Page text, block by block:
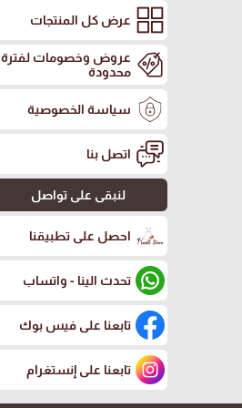
عرض كل المنتجات
عروض وخصومات لفترة
محدودة
سياسة الخصوصية
اتصل بنا
لنبقى على تواصل
احصل على تطبيقنا
تحدث الينا - واتساب
تابعنا على فيس بوك
تابعنا على إنستغرام